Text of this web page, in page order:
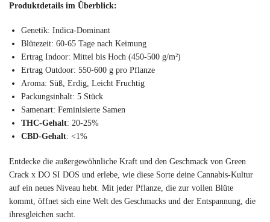
Produktdetails im Überblick:
Genetik: Indica-Dominant
Blütezeit: 60-65 Tage nach Keimung
Ertrag Indoor: Mittel bis Hoch (450-500 g/m²)
Ertrag Outdoor: 550-600 g pro Pflanze
Aroma: Süß, Erdig, Leicht Fruchtig
Packungsinhalt: 5 Stück
Samenart: Feminisierte Samen
THC-Gehalt: 20-25%
CBD-Gehalt: <1%
Entdecke die außergewöhnliche Kraft und den Geschmack von Green
Crack x DO SI DOS und erlebe, wie diese Sorte deine Cannabis-Kultur
auf ein neues Niveau hebt. Mit jeder Pflanze, die zur vollen Blüte
kommt, öffnet sich eine Welt des Geschmacks und der Entspannung, die
ihresgleichen sucht.